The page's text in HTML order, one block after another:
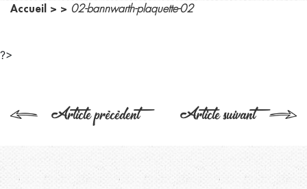
Accueil > > 02-bannwarth-plaquette-02
?>
Article précédent Article suivant